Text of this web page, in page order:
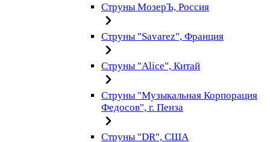
Струны МозерЪ, Россия
Струны "Savarez", Франция
Струны "Alice", Китай
Струны "Музыкальная Корпорация
Федосов", г. Пенза
Струны "DR", США